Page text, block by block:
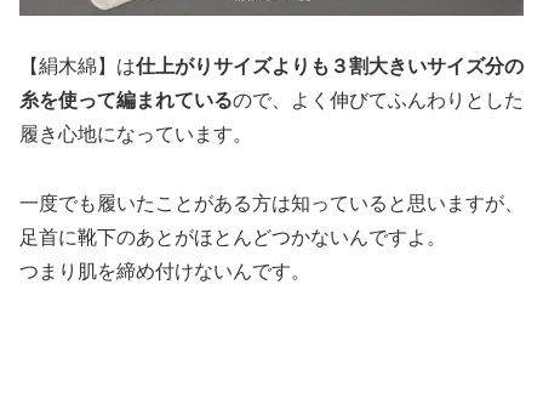
【絹木綿】は仕上がりサイズよりも３割大きいサイズ分の
糸を使って編まれているので、よく伸びてふんわりとした
履き心地になっています。
一度でも履いたことがある方は知っていると思いますが、
足首に靴下のあとがほとんどつかないんですよ。
つまり肌を締め付けないんです。